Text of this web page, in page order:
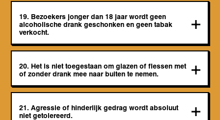
19. Bezoekers jonger dan 18 jaar wordt geen
alcoholische drank geschonken en geen tabak
verkocht.
20. Het is niet toegestaan om glazen of flessen met
of zonder drank mee naar buiten te nemen.
21. Agressie of hinderlijk gedrag wordt absoluut
niet getolereerd.